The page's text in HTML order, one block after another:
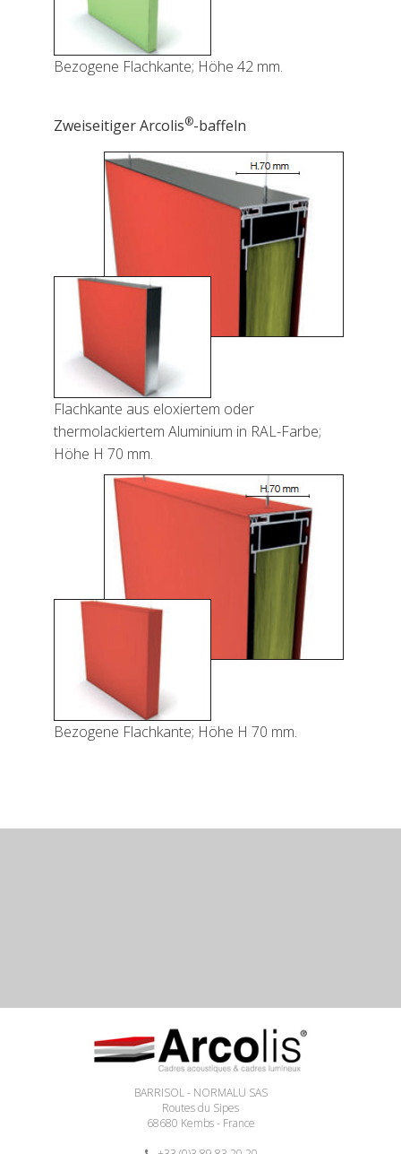
Bezogene Flachkante; Höhe 42 mm.
Zweiseitiger Arcolis®-baffeln
Flachkante aus eloxiertem oder
thermolackiertem Aluminium in RAL-Farbe;
Höhe H 70 mm.
Bezogene Flachkante; Höhe H 70 mm.
BARRISOL - NORMALU SAS
Routes du Sipes
68680 Kembs - France